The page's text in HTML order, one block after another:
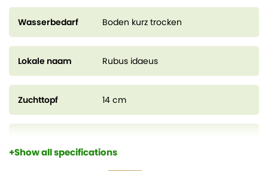
Wasserbedarf Boden kurz trocken
Lokale naam Rubus idaeus
Zuchttopf 14 cm
Show all specifications